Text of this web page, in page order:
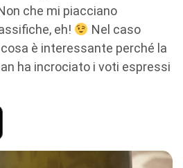
che mi piacciano
eh!
Nel caso
è interessante perché la
ha incrociato i voti espressi